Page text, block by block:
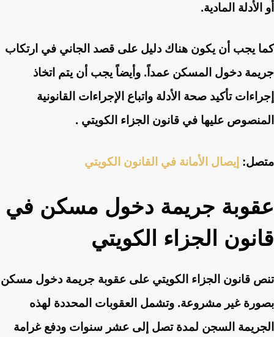
أو الأدلة المادية.
كما يجب أن يكون هناك دليل على قصد الجاني في ارتكاب
جريمة دخول المسكن عمداً. وأيضاً يجب أن يتم اتخاذ
إجراءات تأكيد صحة الأدلة واتباع الإجراءات القانونية
المنصوص عليها في قانون الجزاء الكويتي .
متصل: إيصال الأمانة في القانون الكويتي
عقوبة جريمة دخول مسكن في
قانون الجزاء الكويتي
تنص قانون الجزاء الكويتي على عقوبة جريمة دخول مسكن
بصورة غير مشروعة. وتشمل العقوبات المحددة لهذه
الجريمة السجن لمدة تصل إلى عشر سنوات ودفع غرامة